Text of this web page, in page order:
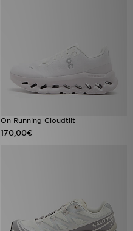
On Running Cloudtilt
170,00€